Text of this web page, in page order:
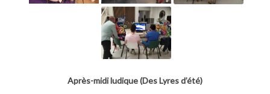
Après-midi ludique (Des Lyres d’été)